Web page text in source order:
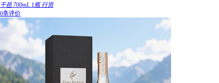
干邑 700mL 1瓶 行货
0条评价